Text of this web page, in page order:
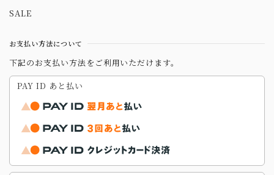
SALE
お支払い方法について
下記のお支払い方法をご利用いただけます。
PAY ID あと払い